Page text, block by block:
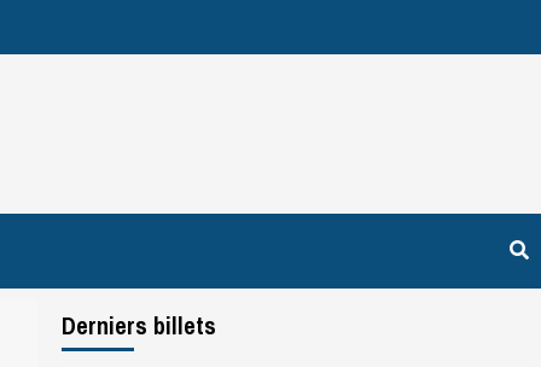
Derniers billets